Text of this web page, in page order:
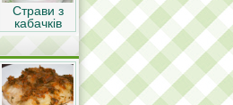
Страви з
кабачків